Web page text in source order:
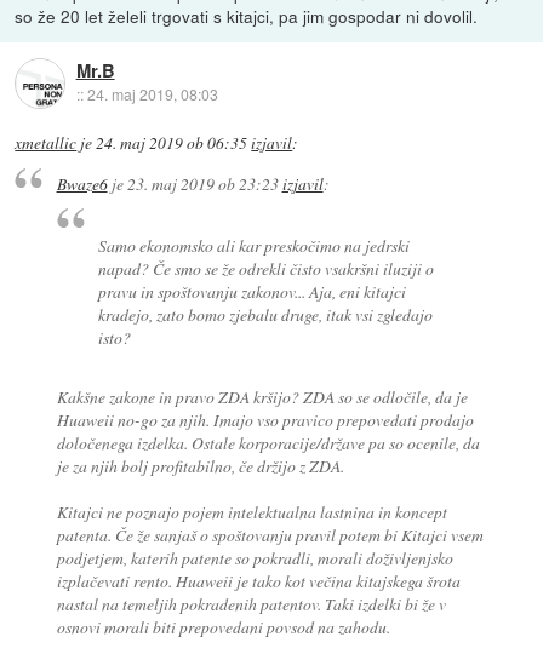
so že 20 let želeli trgovati s kitajci, pa jim gospodar ni dovolil.
Mr.B
::24. maj 2019, 08:03
xmetallic je24. maj 2019 ob 06:35izjavil:
Bwaze6je 23. maj 2019 ob 23:23izjavil:
Samo ekonomsko ali kar preskočimo na jedrski
napad? Če smo se že odrekli čisto vsakršni iluziji o
pravu in spoštovanju zakonov... Aja, eni kitajci
kradejo, zato bomo zjebalu druge, itak vsi zgledajo
isto?
Kakšne zakone in pravo ZDA kršijo? ZDA so se odločile, da je
Huaweii no-go za njih. Imajo vso pravico prepovedati prodajo
določenega izdelka. Ostale korporacije/države pa so ocenile, da
je za njih bolj profitabilno, če držijo z ZDA.
Kitajci ne poznajo pojem intelektualna lastnina in koncept
patenta. Če že sanjaš o spoštovanju pravil potem bi Kitajci vsem
podjetjem, katerih patente so pokradli, morali doživljenjsko
izplačevati rento. Huaweii je tako kot večina kitajskega šrota
nastal na temeljih pokradenih patentov. Taki izdelki bi že v
osnovi morali biti prepovedani povsod na zahodu.